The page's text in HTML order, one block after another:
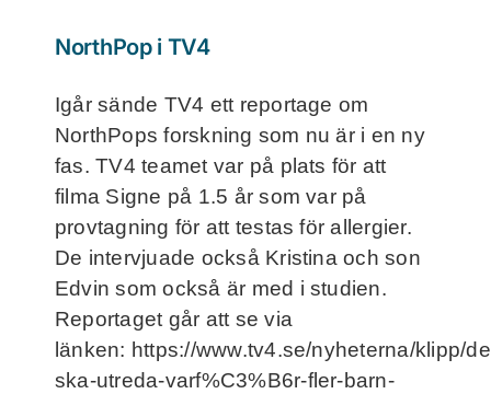
Frågor och svar
Kontakt
NorthPop i TV4
Igår sände TV4 ett reportage om
NorthPops forskning som nu är i en ny
fas. TV4 teamet var på plats för att
filma Signe på 1.5 år som var på
provtagning för att testas för allergier.
De intervjuade också Kristina och son
Edvin som också är med i studien.
Reportaget går att se via
länken: https://www.tv4.se/nyheterna/klipp/
ska-utreda-varf%C3%B6r-fler-barn-